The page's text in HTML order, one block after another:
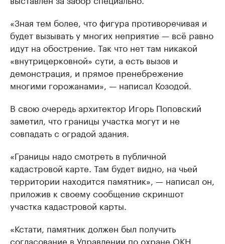
«Зная тем более, что фигура противоречивая и
будет вызывать у многих неприятие — всё равно
идут на обострение. Так что нет там никакой
«внутрицерковной» сути, а есть вызов и
демонстрация, и прямое пренебрежение
многими горожанами», — написал Козодой.
В свою очередь архитектор Игорь Поповский
заметил, что границы участка могут и не
совпадать с оградой здания.
«Границы надо смотреть в публичной
кадастровой карте. Там будет видно, на чьей
территории находится памятник», — написал он,
приложив к своему сообщение скриншот
участка кадастровой карты.
«Кстати, памятник должен был получить
согласование в Управлении по охране ОКН